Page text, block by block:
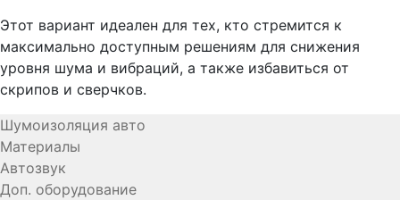
Этот вариант идеален для тех, кто стремится к
максимально доступным решениям для снижения
уровня шума и вибраций, а также избавиться от
скрипов и сверчков.
Шумоизоляция авто
Материалы
Автозвук
Доп. оборудование